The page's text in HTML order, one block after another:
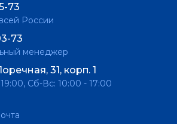
73
России
73
менеджер
31, корп. 1
Сб-Вс: 10:00 - 17:00